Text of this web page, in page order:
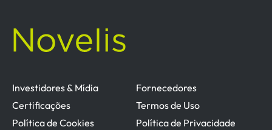
Investidores & Mídia
Fornecedores
Certificações
Termos de Uso
Política de Cookies
Política de Privacidade